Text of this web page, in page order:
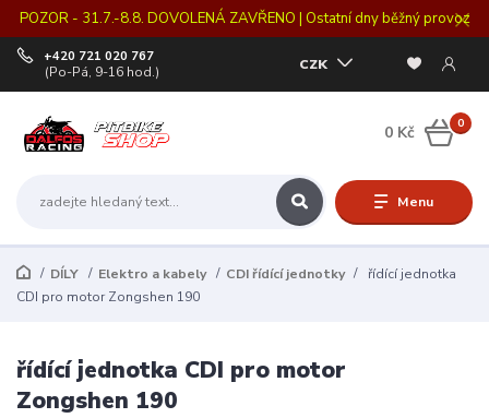
POZOR - 31.7.-8.8. DOVOLENÁ ZAVŘENO | Ostatní dny běžný provoz
Menu
CZK
+420 721 020 767
(Po-Pá, 9-16 hod.)
0
0 Kč
DÍLY Elektro a kabely CDI řídící jednotky
řídící jednotka
CDI pro motor Zongshen 190
řídící jednotka CDI pro motor
Zongshen 190